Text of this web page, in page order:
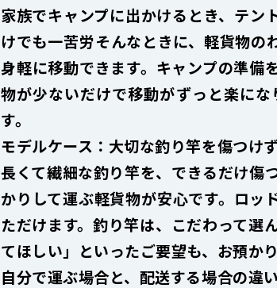
家族でキャンプに出かけるとき、テン
けでも一苦労――そんなときに、軽貨物
身軽に移動できます。キャンプの準備
物が少ないだけで移動がずっと楽に
す。
モデルケース：大切な釣り竿を傷つけ
長くて繊細な釣り竿を、できるだけ傷
かりして運ぶ軽貨物が安心です。ロッ
ただけます。釣り竿は、こだわって選
てほしい」といったご要望も、お預か
自分で運ぶ場合と、配送する場合の違い